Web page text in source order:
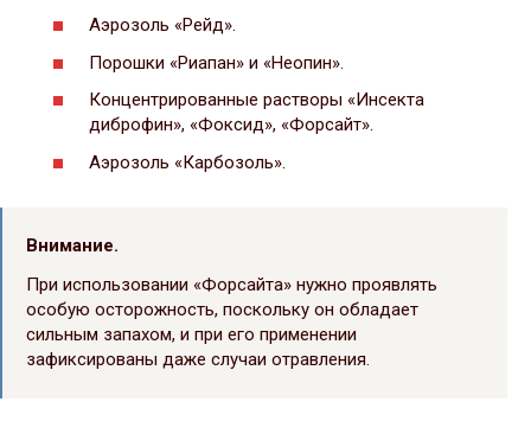
Аэрозоль «Рейд».
Порошки «Риапан» и «Неопин».
Концентрированные растворы «Инсекта
диброфин», «Фоксид», «Форсайт».
Аэрозоль «Карбозоль».
Внимание.
При использовании «Форсайта» нужно проявлять
особую осторожность, поскольку он обладает
сильным запахом, и при его применении
зафиксированы даже случаи отравления.